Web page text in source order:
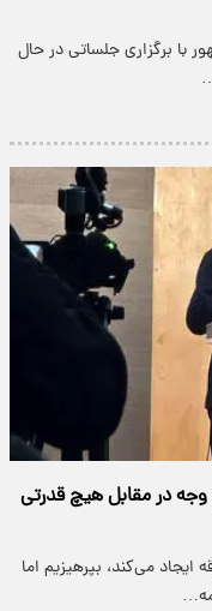
با برگزاری جلساتی در حال
در مقابل هیچ قدرتی
می‌کند، بپرهیزیم اما